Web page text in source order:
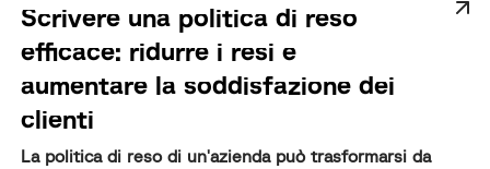
Scrivere una politica di reso
efficace: ridurre i resi e
aumentare la soddisfazione dei
clienti
La politica di reso di un'azienda può trasformarsi da